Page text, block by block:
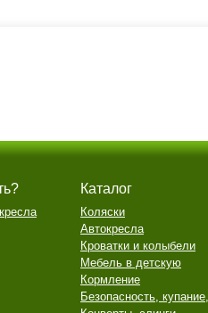
Каталог
Коляски
Автокресла
Кроватки и колыбели
Мебель в детскую
Кормление
Безопасность,